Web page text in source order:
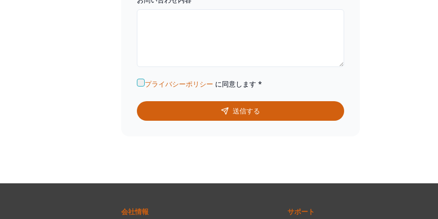
プライバシーポリシー に同意します *
送信する
会社情報 サポート